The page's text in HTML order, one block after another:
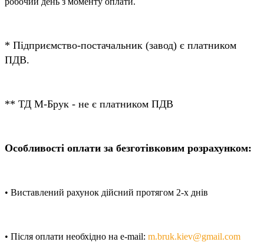
* Підприємство-постачальник (завод) є платником
ПДВ.
** ТД М-Брук - не є платником ПДВ
Особливості оплати за безготівковим розрахунком:
• Виставлений рахунок дійсний протягом 2-х днів
• Після оплати необхідно на e-mail: m.bruk.kiev@gmail.com